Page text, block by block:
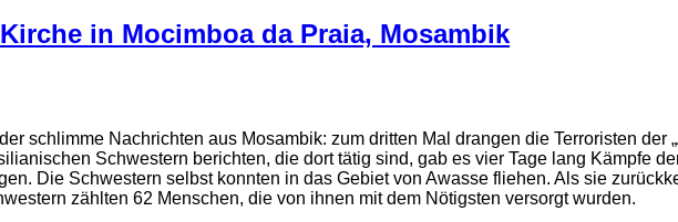
in Mocimboa da Praia, Mosambik
schlimme Nachrichten aus Mosambik: zum dritten Mal drangen die Terroristen der
Schwestern berichten, die dort tätig sind, gab es vier Tage lang Kämpfe
Die Schwestern selbst konnten in das Gebiet von Awasse fliehen. Als sie
zählten 62 Menschen, die von ihnen mit dem Nötigsten versorgt wurden.